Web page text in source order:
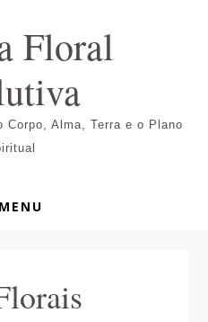
Floral
Corpo, Alma, Terra e o Plano
MENU